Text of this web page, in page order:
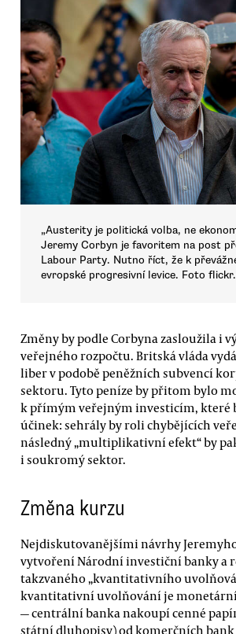
„Austerity je politická volba, ne
Jeremy Corbyn je favoritem na post
Labour Party. Nutno říct, že k
evropské progresivní levice. Foto
Změny by podle Corbyna zasloužila i
veřejného rozpočtu. Britská vláda
liber v podobě peněžních subvencí
sektoru. Tyto peníze by přitom bylo
k přímým veřejným investicím, které
účinek: sehrály by roli chybějících
následný „multiplikativní efekt“ by
i soukromý sektor.
Změna kurzu
Nejdiskutovanějšími návrhy
vytvoření Národní investiční banky a
takzvaného „kvantitativního
kvantitativní uvolňování je
— centrální banka nakoupí cenné
státní dluhopisy) od komerčních